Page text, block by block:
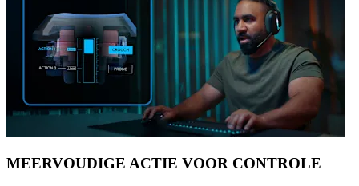
MEERVOUDIGE ACTIE VOOR CONTROLE